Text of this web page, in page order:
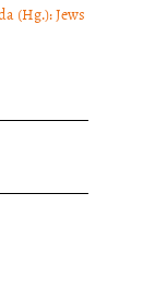
(Hg.): Jews